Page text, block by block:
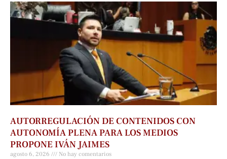
AUTORREGULACIÓN DE CONTENIDOS CON
AUTONOMÍA PLENA PARA LOS MEDIOS
PROPONE IVÁN JAIMES
agosto 6, 2026 No hay comentarios